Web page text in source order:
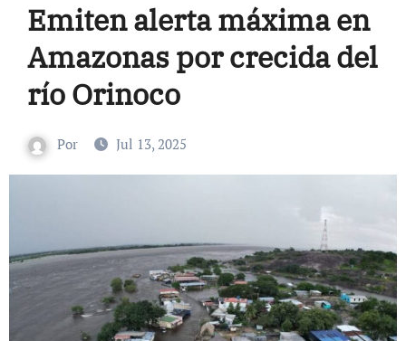
Emiten alerta máxima en
Amazonas por crecida del
río Orinoco
Por Jul 13, 2025